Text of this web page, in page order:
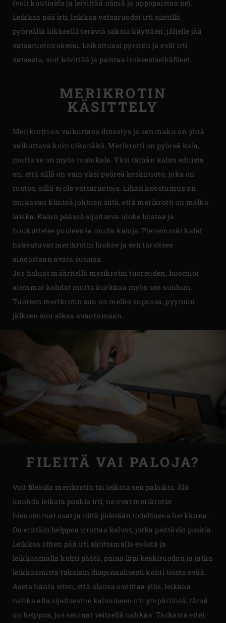
(voit kuutioida ja leivittää nämä ja uppopaistaa ne).
Leikkaa pää irti, leikkaa vatsaruodot irti siistillä
pyöreällä liikkeellä teräviä saksia käyttäen; jäljelle jää
vatsaruotoirokeesi. Leikattuasi pyrstön ja evät irti
vatsasta, voit leivittää ja paistaa irokeesiselkäfileet.
MERIKROTIN
KÄSITTELY
Merikrotti on vaikuttava ilmestys ja sen maku on yhtä
vaikuttava kuin ulkonäkö. Merikrotti on pyöreä kala,
mutta se on myös rustokala. Yksi tämän kalan eduista
on, että sillä on vain yksi pyöreä keskiruoto, joka on
rustoa, sillä ei ole vatsaruotoja. Lihan koostumus on
mukavan kiinteä johtuen siitä, että merikrotti on melko
laiska. Kalan päässä sijaitseva uloke loistaa ja
houkuttelee puoleensa muita kaloja. Pienemmät kalat
hakeutuvat merikrotin luokse ja sen tarvitsee
ainoastaan avata suunsa.
Jos haluat määritellä merikrotin tuoreuden, huomioi
aiemmat kohdat mutta kurkkaa myös sen suuhun.
Tuoreen merikrotin suu on melko supussa, pyynnin
jälkeen suu alkaa avautumaan.
FILEITÄ VAI PALOJA?
Voit fileoida merikrotin tai leikata sen paloiksi. Älä
unohda leikata poskia irti, ne ovat merikrotin
hienoimmat osat ja niitä pidetään todellisena herkkuna.
On erittäin helppoa irrottaa kalvot, jotka peittävät poskia.
Leikkaa sitten pää irti aloittamalla evästä ja
leikkaamalla kohti päätä, paina läpi keskiruodon ja jatka
leikkaamista takaisin diagonaalisesti kohti toista evää.
Aseta häntä siten, että alaosa osoittaa ylös, leikkaa
nahka alla sijaitsevine kalvoineen irti ympäriinsä; tämä
on helppoa, jos seuraat veitsellä nahkaa. Tarkasta ettei